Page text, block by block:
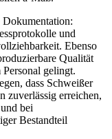
Dokumentation:
und
Ebenso
Qualität
gelingt.
dass Schweißer
zuverlässig erreichen,
bei
Bestandteil